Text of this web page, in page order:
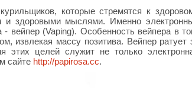
которые стремятся к
и здоровыми мыслями. Именно
- вейпер (Vaping). Особенность вейпера в
извлекая массу позитива. Вейпер ратует
этих целей служит не только
сайте http://papirosa.cc.